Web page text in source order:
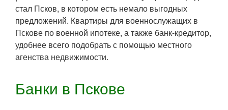
стал Псков, в котором есть немало выгодных
предложений. Квартиры для военнослужащих в
Пскове по военной ипотеке, а также банк-кредитор,
удобнее всего подобрать с помощью местного
агенства недвижимости.
Банки в Пскове